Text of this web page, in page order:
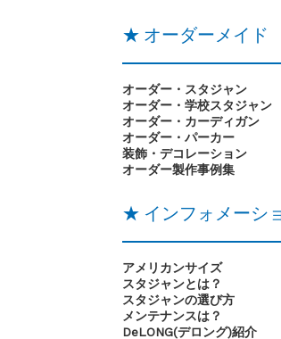
★ オーダーメイド
オーダー・スタジャン
オーダー・学校スタジャン
オーダー・カーディガン
オーダー・パーカー
装飾・デコレーション
オーダー製作事例集
★ インフォメーシ
アメリカンサイズ
スタジャンとは？
スタジャンの選び方
メンテナンスは？
DeLONG(デロング)紹介